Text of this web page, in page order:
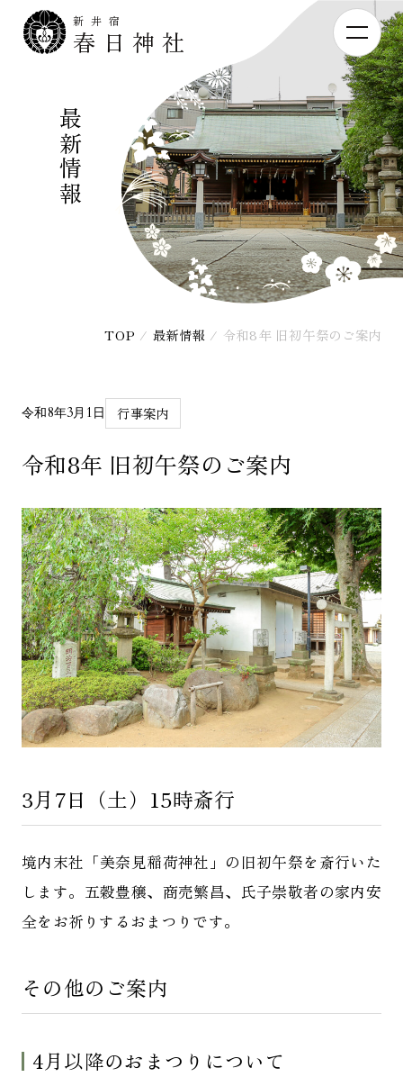
新井宿
春日神社
最新情報
TOP / 最新情報 / 令和8年 旧初午祭のご案内
令和8年3月1日 行事案内
令和8年 旧初午祭のご案内
3月7日（土）15時斎行
境内末社「美奈見稲荷神社」の旧初午祭を斎行いた
します。五穀豊穣、商売繁昌、氏子崇敬者の家内安
全をお祈りするおまつりです。
その他のご案内
4月以降のおまつりについて